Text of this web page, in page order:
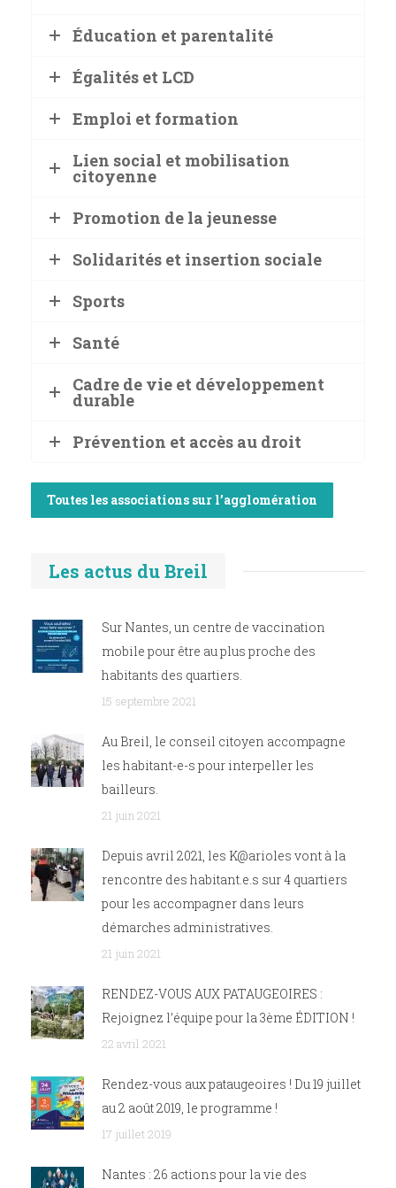
Éducation et parentalité
Égalités et LCD
Emploi et formation
Lien social et mobilisation
citoyenne
Promotion de la jeunesse
Solidarités et insertion sociale
Sports
Santé
Cadre de vie et développement
durable
Prévention et accès au droit
Toutes les associations sur l’agglomération
Les actus du Breil
Sur Nantes, un centre de vaccination
mobile pour être au plus proche des
habitants des quartiers.
15 septembre 2021
Au Breil, le conseil citoyen accompagne
les habitant-e-s pour interpeller les
bailleurs.
21 juin 2021
Depuis avril 2021, les K@arioles vont à la
rencontre des habitant.e.s sur 4 quartiers
pour les accompagner dans leurs
démarches administratives.
21 juin 2021
RENDEZ-VOUS AUX PATAUGEOIRES :
Rejoignez l’équipe pour la 3ème ÉDITION !
22 avril 2021
Rendez-vous aux pataugeoires ! Du 19 juillet
au 2 août 2019, le programme !
17 juillet 2019
Nantes : 26 actions pour la vie des